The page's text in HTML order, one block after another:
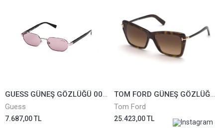
GUESS GÜNEŞ GÖZLÜĞÜ 00231-81Y
Guess
7.687,00 TL
TOM FORD GÜNEŞ GÖZLÜĞÜ TF849-52F
Tom Ford
25.423,00 TL